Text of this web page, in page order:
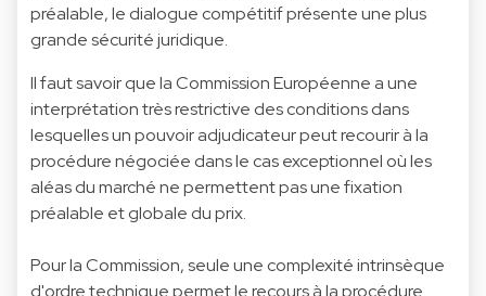
préalable, le dialogue compétitif présente une plus
grande sécurité juridique.
Il faut savoir que la Commission Européenne a une
interprétation très restrictive des conditions dans
lesquelles un pouvoir adjudicateur peut recourir à la
procédure négociée dans le cas exceptionnel où les
aléas du marché ne permettent pas une fixation
préalable et globale du prix.
Pour la Commission, seule une complexité intrinsèque
d'ordre technique permet le recours à la procédure